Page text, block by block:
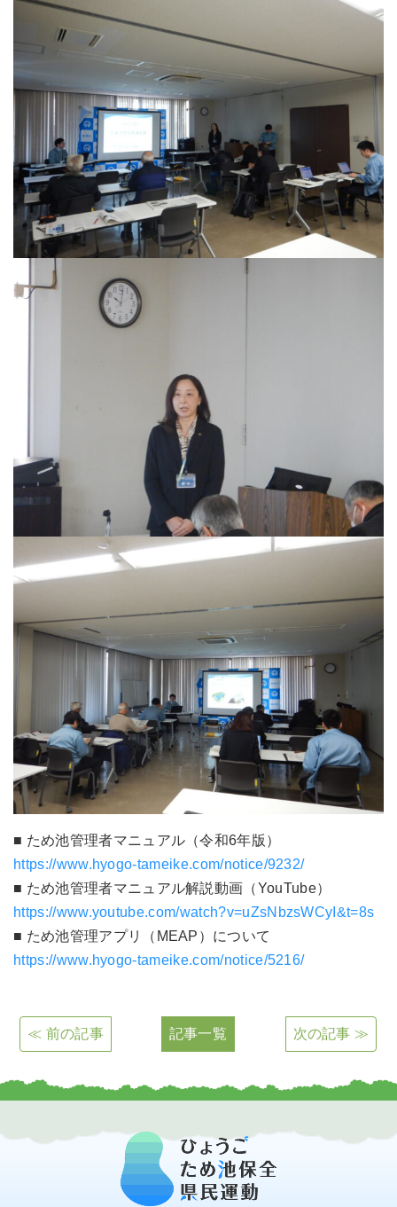
■ ため池管理者マニュアル（令和6年版）
https://www.hyogo-tameike.com/notice/9232/
■ ため池管理者マニュアル解説動画（YouTube）
https://www.youtube.com/watch?v=uZsNbzsWCyI&t=8s
■ ため池管理アプリ（MEAP）について
https://www.hyogo-tameike.com/notice/5216/
≪ 前の記事 記事一覧 次の記事 ≫